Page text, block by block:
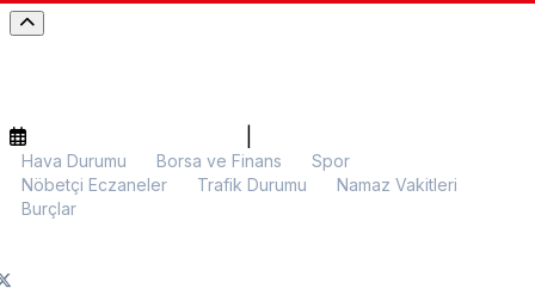
Hava Durumu Borsa ve Finans
Spor
Nöbetçi Eczaneler
Trafik Durumu
Namaz Vakitleri
Burçlar